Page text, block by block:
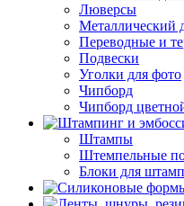
Люверсы
Металлический
Переводные и
Подвески
Уголки для фото
Чипборд
Чипборд
Штампы
Штемпельные
Блоки для